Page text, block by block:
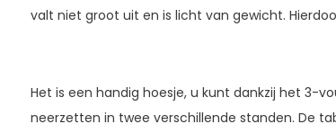
valt niet groot uit en is licht van gewicht.
Het is een handig hoesje, u kunt dankzij het 3-
neerzetten in twee verschillende standen. De